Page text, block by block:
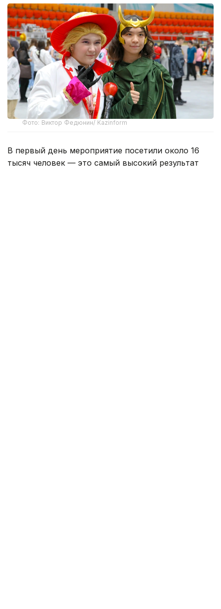
Фото: Виктор Федюнин/ Kazinform
В первый день мероприятие посетили около 16
тысяч человек — это самый высокий результат